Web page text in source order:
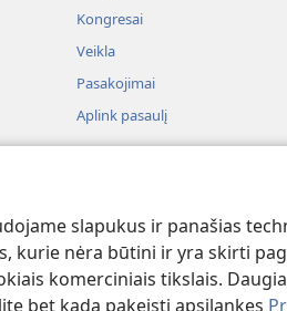
slapukus ir panašias
kurie nėra būtini ir yra skirti
komerciniais tikslais.
bet kada pakeisti apsilankęs
Kongresai
Veikla
Pasakojimai
Aplink pasaulį